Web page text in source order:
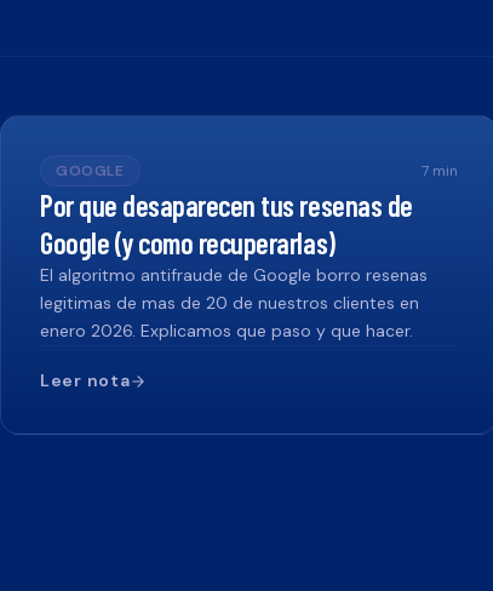
GOOGLE 7min
Por que desaparecen tus resenas de
Google (y como recuperarlas)
El algoritmo antifraude de Google borro resenas
legitimas de mas de 20 de nuestros clientes en
enero 2026. Explicamos que paso y que hacer.
Leer nota